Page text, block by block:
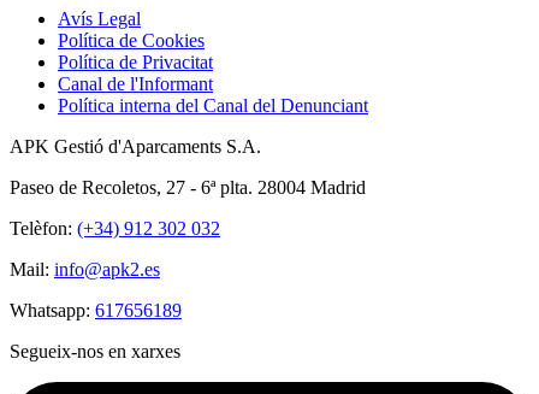
Avís Legal
Política de Cookies
Política de Privacitat
Canal de l'Informant
Política interna del Canal del Denunciant
APK Gestió d'Aparcaments S.A.
Paseo de Recoletos, 27 - 6ª plta. 28004 Madrid
Telèfon: (+34) 912 302 032
Mail: info@apk2.es
Whatsapp: 617656189
Segueix-nos en xarxes